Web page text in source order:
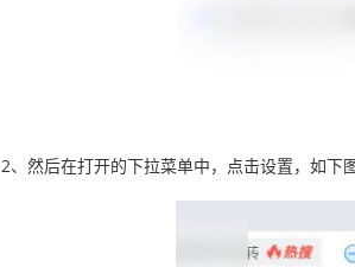
2、然后在打开的下拉菜单中，点击设置，如下